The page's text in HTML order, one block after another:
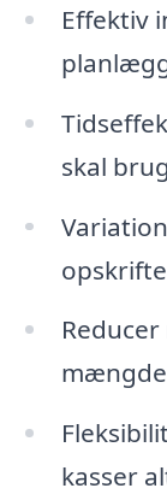
Effektiv
skal
kasser